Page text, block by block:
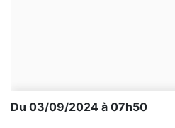
Du 03/09/2024 à 07h50